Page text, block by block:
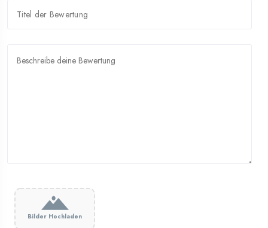
Bilder Hochladen